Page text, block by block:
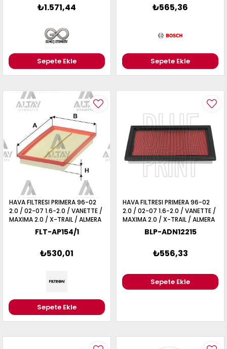
₺1.571,44
Sepete Ekle
₺565,36
Sepete Ekle
HAVA FILTRESI PRIMERA 96-02
2.0 / 02-07 1.6-2.0 / VANETTE /
MAXIMA 2.0 / X-TRAIL / ALMERA
00-06 33mmFLT-AP154/1
₺530,01
Sepete Ekle
HAVA FILTRESI PRIMERA 96-02
2.0 / 02-07 1.6-2.0 / VANETTE /
MAXIMA 2.0 / X-TRAIL / ALMERA
BLP-ADN12215
₺556,33
Sepete Ekle